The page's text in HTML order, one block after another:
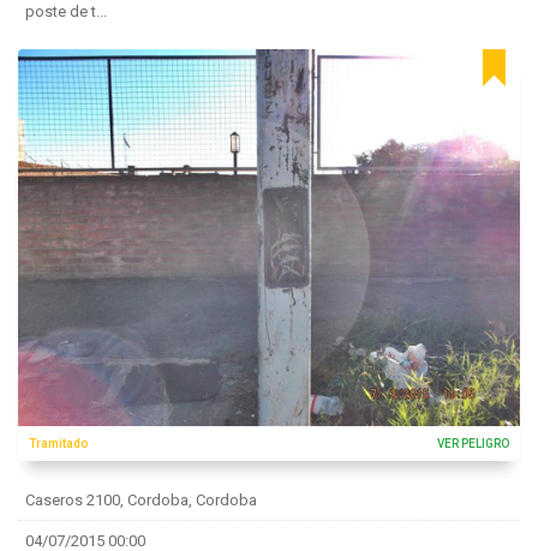
poste de t...
Tramitado VER PELIGRO
Caseros 2100, Cordoba, Cordoba
04/07/2015 00:00